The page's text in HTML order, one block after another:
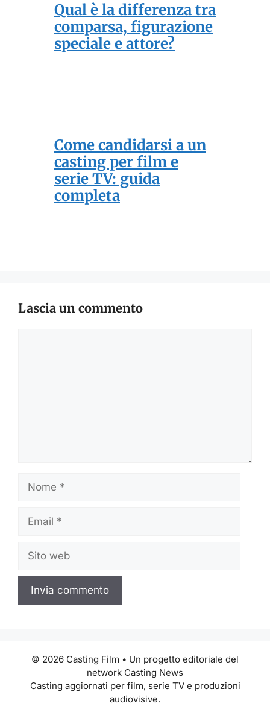
Qual è la differenza tra
comparsa, figurazione
speciale e attore?
Come candidarsi a un
casting per film e
serie TV: guida
completa
Lascia un commento
Nome
Email
Sito
web
© 2026 Casting Film • Un progetto editoriale del
network Casting News
Casting aggiornati per film, serie TV e produzioni
audiovisive.